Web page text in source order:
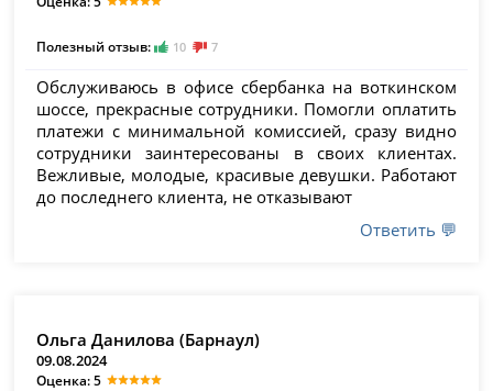
Полезный отзыв: 10 7
Обслуживаюсь в офисе сбербанка на воткинском
шоссе, прекрасные сотрудники. Помогли оплатить
платежи с минимальной комиссией, сразу видно
сотрудники заинтересованы в своих клиентах.
Вежливые, молодые, красивые девушки. Работают
до последнего клиента, не отказывают
Ответить 💬
Ольга Данилова (Барнаул)
09.08.2024
Оценка: 5